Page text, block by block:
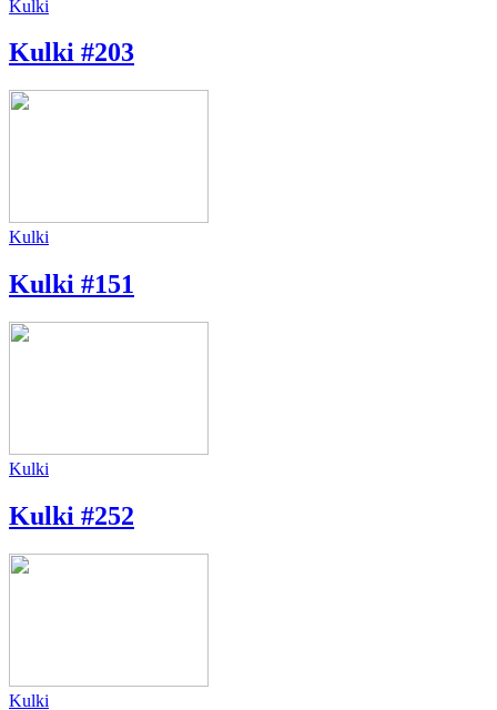
Kulki
Kulki #203
Kulki
Kulki #151
Kulki
Kulki #252
Kulki